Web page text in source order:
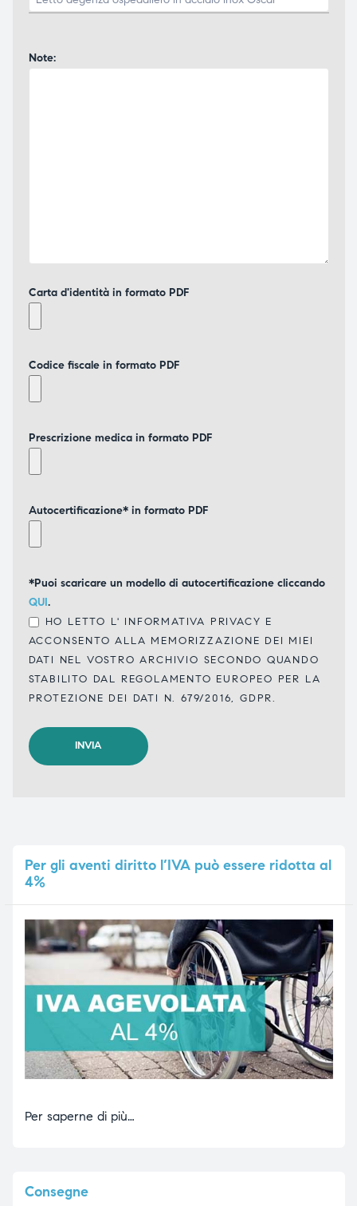
Note:
Carta d'identità in formato PDF
Codice fiscale in formato PDF
Prescrizione medica in formato PDF
Autocertificazione* in formato PDF
*Puoi scaricare un modello di autocertificazione cliccando
QUI.
HO LETTO L' INFORMATIVA PRIVACY E
ACCONSENTO ALLA MEMORIZZAZIONE DEI MIEI
DATI NEL VOSTRO ARCHIVIO SECONDO QUANDO
STABILITO DAL REGOLAMENTO EUROPEO PER LA
PROTEZIONE DEI DATI N. 679/2016, GDPR.
Pergli aventi diritto l’IVA può essere ridotta al
4%
Per saperne di più…
Consegne